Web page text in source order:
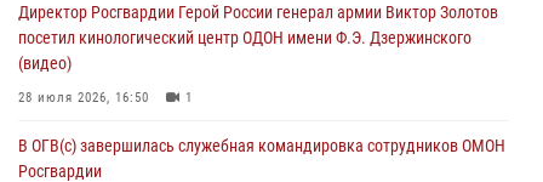
08 августа 2026, 04:01
Директор Росгвардии Герой России генерал армии Виктор Золотов
посетил кинологический центр ОДОН имени Ф.Э. Дзержинского
(видео)
28 июля 2026, 16:50 1
В ОГВ(с) завершилась служебная командировка сотрудников ОМОН
Росгвардии